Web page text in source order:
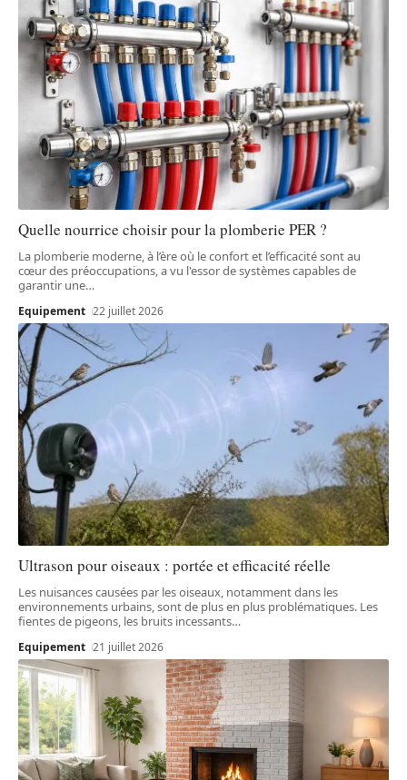
Quelle nourrice choisir pour la plomberie PER ?
La plomberie moderne, à l’ère où le confort et l’efficacité sont au
cœur des préoccupations, a vu l'essor de systèmes capables de
garantir une…
Equipement 22 juillet 2026
Ultrason pour oiseaux : portée et efficacité réelle
Les nuisances causées par les oiseaux, notamment dans les
environnements urbains, sont de plus en plus problématiques. Les
fientes de pigeons, les bruits incessants…
Equipement 21 juillet 2026